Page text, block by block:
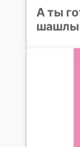
А ты